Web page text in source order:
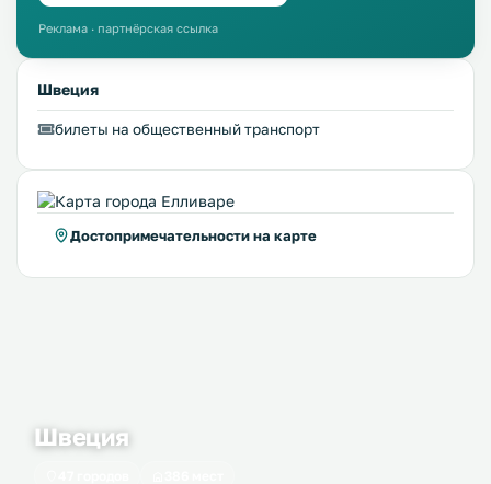
Реклама · партнёрская ссылка
Швеция
билеты на общественный транспорт
Достопримечательности на карте
Швеция